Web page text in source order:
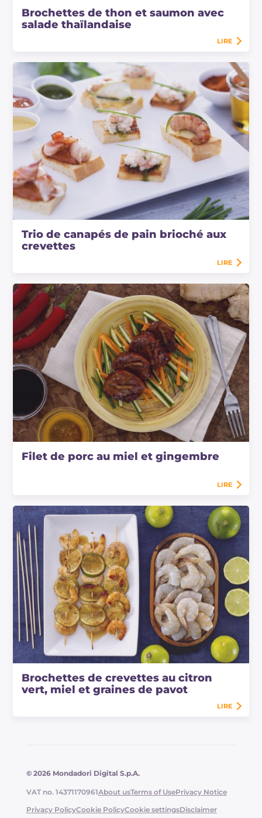
Brochettes de thon et saumon avec
salade thaïlandaise
LIRE
Trio de canapés de pain brioché aux
crevettes
LIRE
Filet de porc au miel et gingembre
LIRE
Brochettes de crevettes au citron
vert, miel et graines de pavot
LIRE
© 2026 Mondadori Digital S.p.A.
VAT no. 14371170961About usTerms of UsePrivacy Notice
Privacy PolicyCookie PolicyCookie settingsDisclaimer